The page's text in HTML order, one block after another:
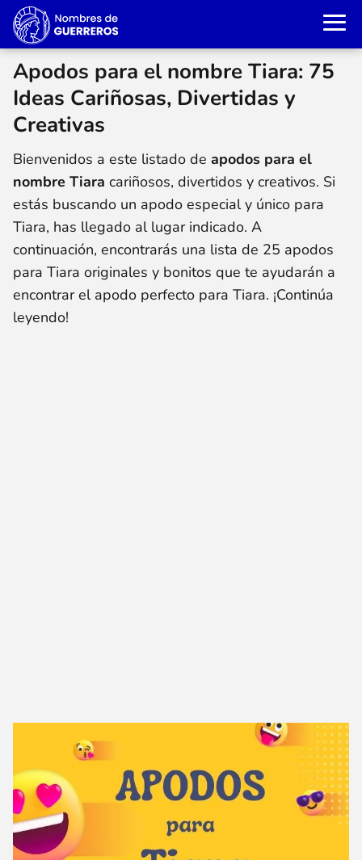
Apodos para el nombre Tiara: 75
Ideas Cariñosas, Divertidas y
Creativas
Bienvenidos a este listado de apodos para el
nombre Tiara cariñosos, divertidos y creativos. Si
estás buscando un apodo especial y único para
Tiara, has llegado al lugar indicado. A
continuación, encontrarás una lista de 25 apodos
para Tiara originales y bonitos que te ayudarán a
encontrar el apodo perfecto para Tiara. ¡Continúa
leyendo!